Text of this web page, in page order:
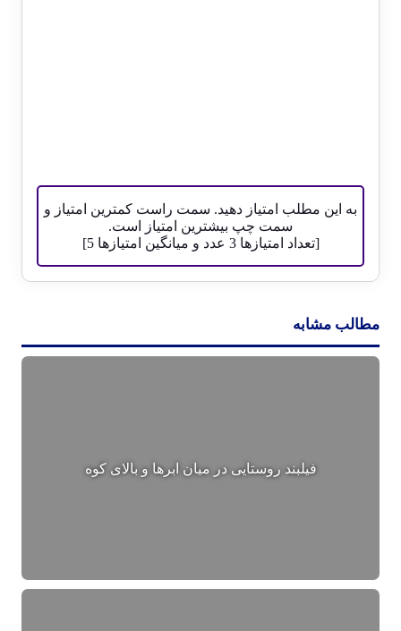
به این مطلب امتیاز دهید. سمت راست کمترین امتیاز و
سمت چپ بیشترین امتیاز است.
[تعداد امتیازها3 عدد و میانگین امتیازها5
]
مطالب مشابه
فیلبند روستایی در میان ابرها و بالای کوه